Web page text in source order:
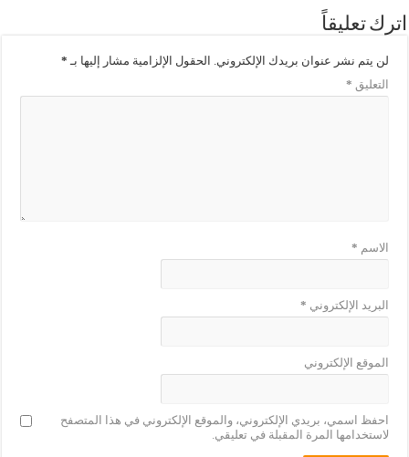
اترك تعليقاً
لن يتم نشر عنوان بريدك الإلكتروني. الحقول الإلزامية مشار إليها بـ *
التعليق *
الاسم *
البريد الإلكتروني *
الموقع الإلكتروني
احفظ اسمي، بريدي الإلكتروني، والموقع الإلكتروني في هذا المتصفح
لاستخدامها المرة المقبلة في تعليقي.